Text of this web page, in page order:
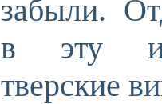
забыли.
в эту
тверские